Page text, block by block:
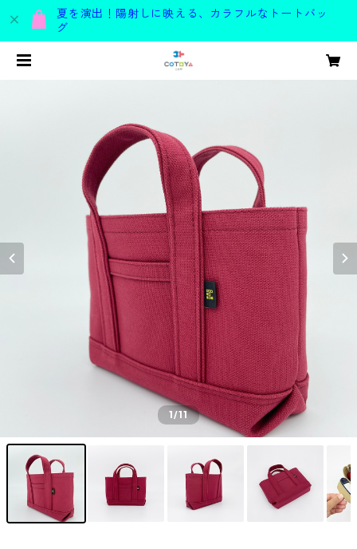
夏を演出！陽射しに映える、カラフルなトートバッ
グ
1/11